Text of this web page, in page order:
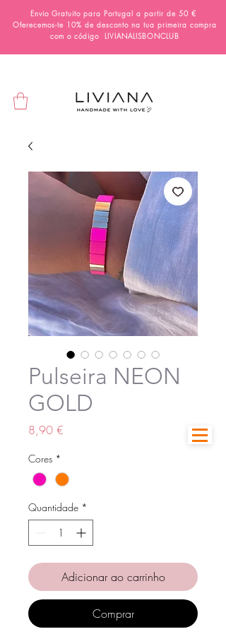
Envio Gratuito para Portugal a partir de 50 €
Oferecemos-te 10% de desconto na tua primeira compra
com o código
LIVIANALISBONCLUB
Pulseira NEON
GOLD
8,90 €
Cores *
Quantidade *
Adicionar ao carrinho
Comprar